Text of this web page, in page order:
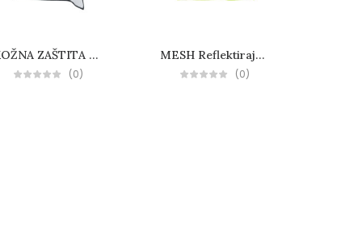
X-FLEXICUT3
KOŽNA ZAŠTITA ZA GLAVU BIZZ
(0)
MESH Reflektirajući prsluk
(0)